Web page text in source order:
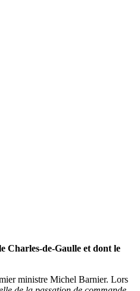
Charles-de-Gaulle et dont le
ministre Michel Barnier. Lors